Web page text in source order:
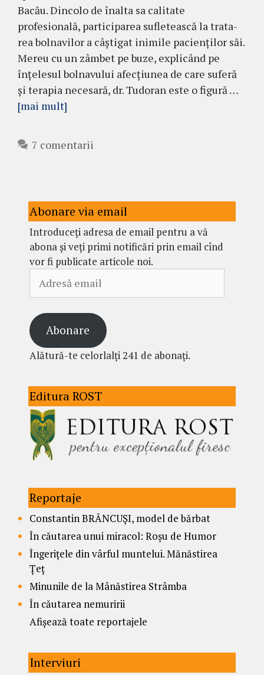
Bacău. Dincolo de înalta sa calitate
profesională, participarea sufletească la tra­ta­
rea bolnavilor a câştigat inimile pacienţilor săi.
Mereu cu un zâmbet pe buze, explicând pe
înţelesul bolna­vu­lui afecţiunea de care su­feră
şi terapia necesară, dr. Tu­do­ran este o figură …
[mai mult]
7 comentarii
Abonare via email
Introduceți adresa de email pentru a vă
abona și veți primi notificări prin email cînd
vor fi publicate articole noi.
email
Abonare
Alătură-te celorlalți 241 de abonați.
Editura ROST
Reportaje
Constantin BRÂNCUȘI, model de bărbat
În căutarea unui miracol: Roșu de Humor
Îngerițele din vârful muntelui. Mănăstirea
Țeț
Minunile de la Mânăstirea Strâmba
În căutarea nemuririi
Afișează toate reportajele
Interviuri